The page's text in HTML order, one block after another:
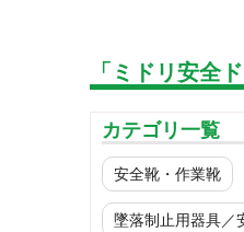
「ミドリ安全
カテゴリ一覧
安全靴・作業靴
墜落制止用器具／